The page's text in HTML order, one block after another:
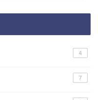
4
7